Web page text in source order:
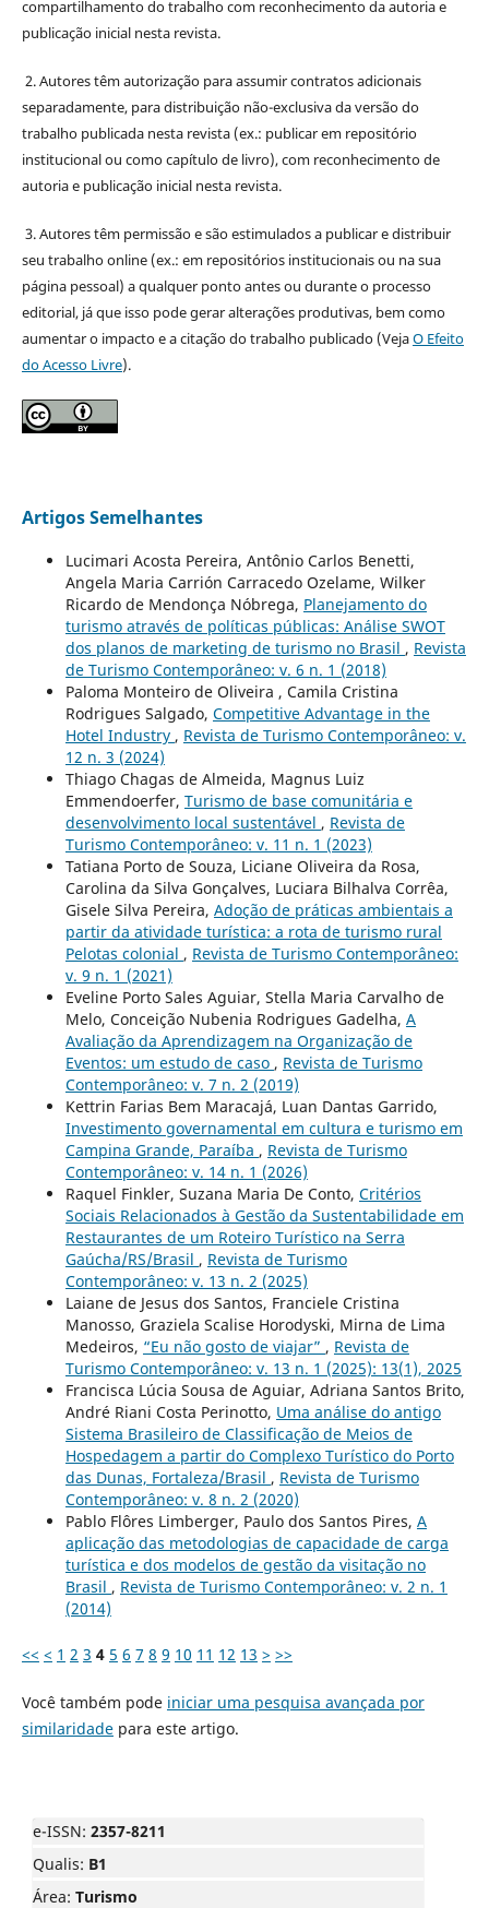
compartilhamento do trabalho com reconhecimento da autoria e
publicação inicial nesta revista.
2. Autores têm autorização para assumir contratos adicionais
separadamente, para distribuição não-exclusiva da versão do
trabalho publicada nesta revista (ex.: publicar em repositório
institucional ou como capítulo de livro), com reconhecimento de
autoria e publicação inicial nesta revista.
3. Autores têm permissão e são estimulados a publicar e distribuir
seu trabalho online (ex.: em repositórios institucionais ou na sua
página pessoal) a qualquer ponto antes ou durante o processo
editorial, já que isso pode gerar alterações produtivas, bem como
aumentar o impacto e a citação do trabalho publicado (VejaO Efeito
do Acesso Livre).
Artigos Semelhantes
Lucimari Acosta Pereira, Antônio Carlos Benetti,
Angela Maria Carrión Carracedo Ozelame, Wilker
Ricardo de Mendonça Nóbrega, Planejamento do
turismo através de políticas públicas: Análise SWOT
dos planos de marketing de turismo no Brasil , Revista
de Turismo Contemporâneo: v. 6 n. 1 (2018)
Paloma Monteiro de Oliveira , Camila Cristina
Rodrigues Salgado, Competitive Advantage in the
Hotel Industry , Revista de Turismo Contemporâneo: v.
12 n. 3 (2024)
Thiago Chagas de Almeida, Magnus Luiz
Emmendoerfer, Turismo de base comunitária e
desenvolvimento local sustentável , Revista de
Turismo Contemporâneo: v. 11 n. 1 (2023)
Tatiana Porto de Souza, Liciane Oliveira da Rosa,
Carolina da Silva Gonçalves, Luciara Bilhalva Corrêa,
Gisele Silva Pereira, Adoção de práticas ambientais a
partir da atividade turística: a rota de turismo rural
Pelotas colonial , Revista de Turismo Contemporâneo:
v. 9 n. 1 (2021)
Eveline Porto Sales Aguiar, Stella Maria Carvalho de
Melo, Conceição Nubenia Rodrigues Gadelha, A
Avaliação da Aprendizagem na Organização de
Eventos: um estudo de caso , Revista de Turismo
Contemporâneo: v. 7 n. 2 (2019)
Kettrin Farias Bem Maracajá, Luan Dantas Garrido,
Investimento governamental em cultura e turismo em
Campina Grande, Paraíba , Revista de Turismo
Contemporâneo: v. 14 n. 1 (2026)
Raquel Finkler, Suzana Maria De Conto, Critérios
Sociais Relacionados à Gestão da Sustentabilidade em
Restaurantes de um Roteiro Turístico na Serra
Gaúcha/RS/Brasil , Revista de Turismo
Contemporâneo: v. 13 n. 2 (2025)
Laiane de Jesus dos Santos, Franciele Cristina
Manosso, Graziela Scalise Horodyski, Mirna de Lima
Medeiros, “Eu não gosto de viajar” , Revista de
Turismo Contemporâneo: v. 13 n. 1 (2025): 13(1), 2025
Francisca Lúcia Sousa de Aguiar, Adriana Santos Brito,
André Riani Costa Perinotto, Uma análise do antigo
Sistema Brasileiro de Classificação de Meios de
Hospedagem a partir do Complexo Turístico do Porto
das Dunas, Fortaleza/Brasil , Revista de Turismo
Contemporâneo: v. 8 n. 2 (2020)
Pablo Flôres Limberger, Paulo dos Santos Pires, A
aplicação das metodologias de capacidade de carga
turística e dos modelos de gestão da visitação no
Brasil , Revista de Turismo Contemporâneo: v. 2 n. 1
(2014)
<< < 1 2 3 4 5 6 7 8 9 10 11 12 13 > >>
Você também pode iniciar uma pesquisa avançada por
similaridadepara este artigo.
e-ISSN: 2357-8211
Qualis: B1
Área: Turismo